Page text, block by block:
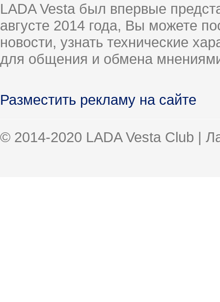
LADA Vesta был впервые
августе 2014 года, Вы можете
новости, узнать технические
для общения и обмена
Разместить рекламу на сайте
© 2014-2020 LADA Vesta Club |